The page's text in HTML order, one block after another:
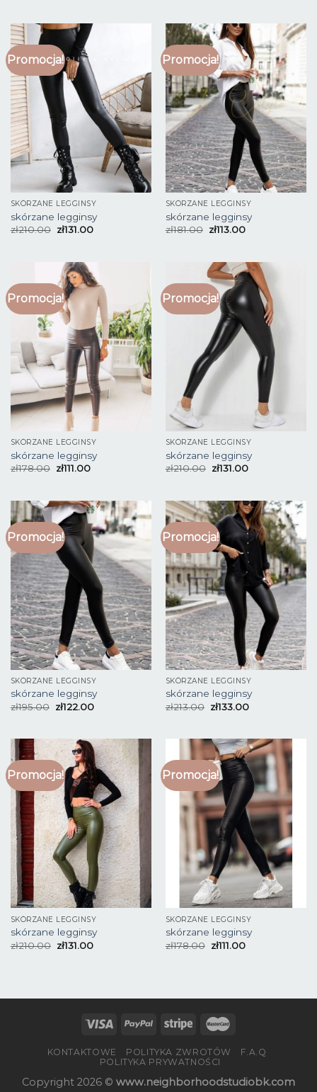
Promocja!
SKÓRZANE LEGGINSY
skórzane legginsy
zł210.00 zł131.00
Promocja!
SKÓRZANE LEGGINSY
skórzane legginsy
zł181.00 zł113.00
Promocja!
SKÓRZANE LEGGINSY
skórzane legginsy
zł178.00 zł111.00
Promocja!
SKÓRZANE LEGGINSY
skórzane legginsy
zł210.00 zł131.00
Promocja!
SKÓRZANE LEGGINSY
skórzane legginsy
zł195.00 zł122.00
Promocja!
SKÓRZANE LEGGINSY
skórzane legginsy
zł213.00 zł133.00
Promocja!
SKÓRZANE LEGGINSY
skórzane legginsy
zł210.00 zł131.00
Promocja!
SKÓRZANE LEGGINSY
skórzane legginsy
zł178.00 zł111.00
KONTAKTOWE POLITYKA ZWROTÓW
F.A.Q
POLITYKA PRYWATNOŚCI
Copyright 2026 © www.neighborhoodstudiobk.com